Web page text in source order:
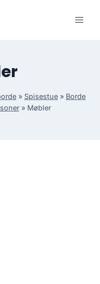
» Spisestue » Borde
» Møbler